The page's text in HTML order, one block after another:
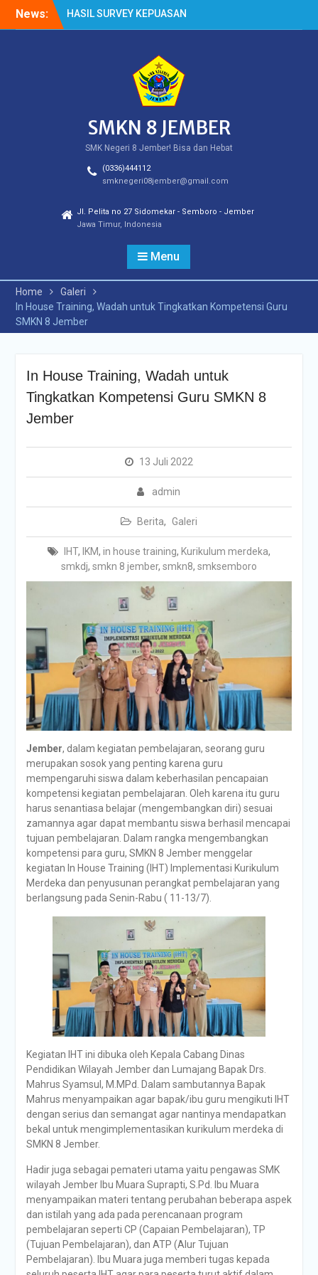
News:
HASIL SURVEY KEPUASAN
PELANGGAN
Cek Kesehatan Gratis
SMKN 8 JEMBER
SMK Negeri 8 Jember! Bisa dan Hebat
(0336)444112
smknegeri08jember@gmail.com
Jl. Pelita no 27 Sidomekar - Semboro - Jember
Jawa Timur, Indonesia
Menu
Home
Galeri
In House Training, Wadah untuk Tingkatkan Kompetensi Guru
SMKN 8 Jember
In House Training, Wadah untuk
Tingkatkan Kompetensi Guru SMKN 8
Jember
13 Juli 2022
admin
Berita, Galeri
IHT, IKM, in house training, Kurikulum merdeka,
smkdj, smkn 8 jember, smkn8, smksemboro
Jember, dalam kegiatan pembelajaran, seorang guru
merupakan sosok yang penting karena guru
mempengaruhi siswa dalam keberhasilan pencapaian
kompetensi kegiatan pembelajaran. Oleh karena itu guru
harus senantiasa belajar (mengembangkan diri) sesuai
zamannya agar dapat membantu siswa berhasil mencapai
tujuan pembelajaran. Dalam rangka mengembangkan
kompetensi para guru, SMKN 8 Jember menggelar
kegiatan In House Training (IHT) Implementasi Kurikulum
Merdeka dan penyusunan perangkat pembelajaran yang
berlangsung pada Senin-Rabu ( 11-13/7).
Kegiatan IHT ini dibuka oleh Kepala Cabang Dinas
Pendidikan Wilayah Jember dan Lumajang Bapak Drs.
Mahrus Syamsul, M.MPd. Dalam sambutannya Bapak
Mahrus menyampaikan agar bapak/ibu guru mengikuti IHT
dengan serius dan semangat agar nantinya mendapatkan
bekal untuk mengimplementasikan kurikulum merdeka di
SMKN 8 Jember.
Hadir juga sebagai pemateri utama yaitu pengawas SMK
wilayah Jember Ibu Muara Suprapti, S.Pd. Ibu Muara
menyampaikan materi tentang perubahan beberapa aspek
dan istilah yang ada pada perencanaan program
pembelajaran seperti CP (Capaian Pembelajaran), TP
(Tujuan Pembelajaran), dan ATP (Alur Tujuan
Pembelajaran). Ibu Muara juga memberi tugas kepada